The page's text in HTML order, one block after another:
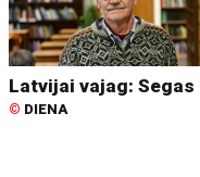
Latvijai vajag: Segas
© DIENA